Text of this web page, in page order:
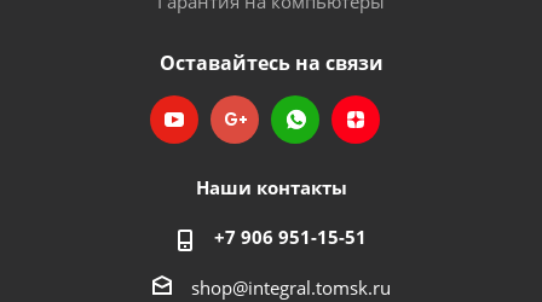
Оставайтесь на связи
Наши контакты
+7 906 951-15-51
shop@integral.tomsk.ru